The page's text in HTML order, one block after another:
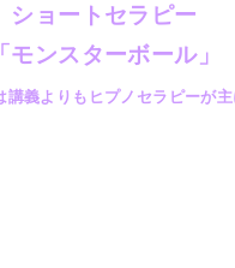
ショートセラピー
「モンスターボール」
講義よりもヒプノセラピーが主